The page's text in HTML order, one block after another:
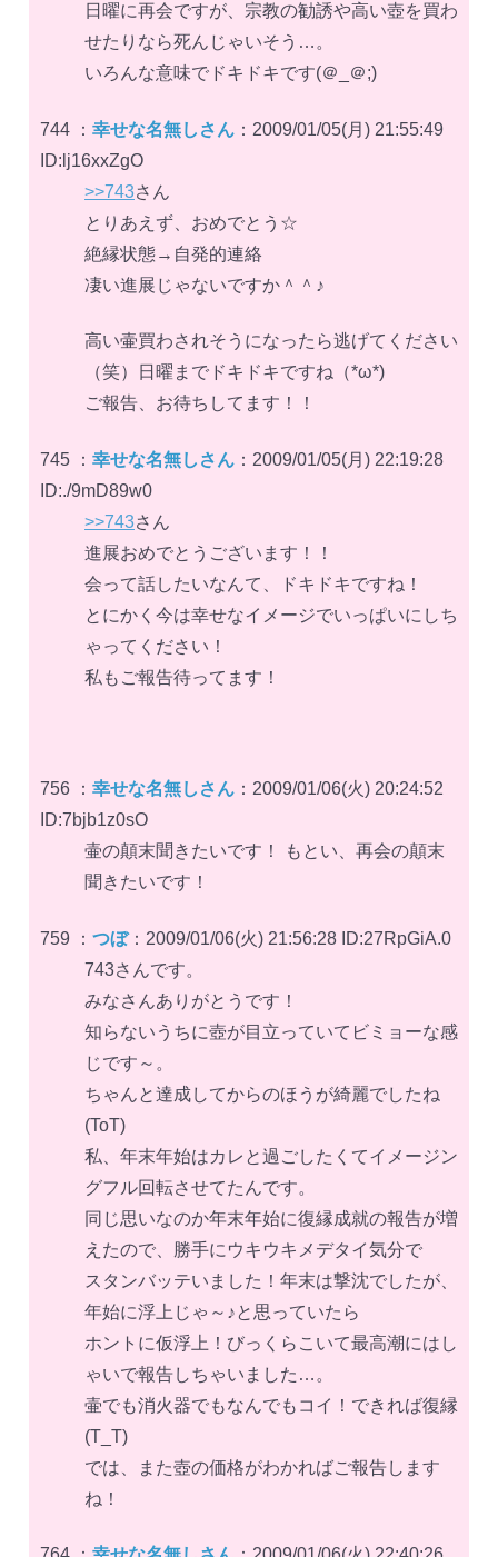
日曜に再会ですが、宗教の勧誘や高い壺を買わ
せたりなら死んじゃいそう…。
いろんな意味でドキドキです(＠_＠;)
744 ： 幸せな名無しさん ：2009/01/05(月) 21:55:49
ID:lj16xxZgO
>>743さん
とりあえず、おめでとう☆
絶縁状態→自発的連絡
凄い進展じゃないですか＾＾♪
高い壷買わされそうになったら逃げてください
（笑）日曜までドキドキですね（*ω*)
ご報告、お待ちしてます！！
745 ： 幸せな名無しさん ：2009/01/05(月) 22:19:28
ID:./9mD89w0
>>743さん
進展おめでとうございます！！
会って話したいなんて、ドキドキですね！
とにかく今は幸せなイメージでいっぱいにしち
ゃってください！
私もご報告待ってます！
756 ： 幸せな名無しさん ：2009/01/06(火) 20:24:52
ID:7bjb1z0sO
壷の顛末聞きたいです！ もとい、再会の顛末
聞きたいです！
759 ： つぼ：2009/01/06(火) 21:56:28 ID:27RpGiA.0
743さんです。
みなさんありがとうです！
知らないうちに壺が目立っていてビミョーな感
じです～。
ちゃんと達成してからのほうが綺麗でしたね
(ToT)
私、年末年始はカレと過ごしたくてイメージン
グフル回転させてたんです。
同じ思いなのか年末年始に復縁成就の報告が増
えたので、勝手にウキウキメデタイ気分で
スタンバッテいました！年末は撃沈でしたが、
年始に浮上じゃ～♪と思っていたら
ホントに仮浮上！びっくらこいて最高潮にはし
ゃいで報告しちゃいました…。
壷でも消火器でもなんでもコイ！できれば復縁
(T_T)
では、また壺の価格がわかればご報告します
ね！